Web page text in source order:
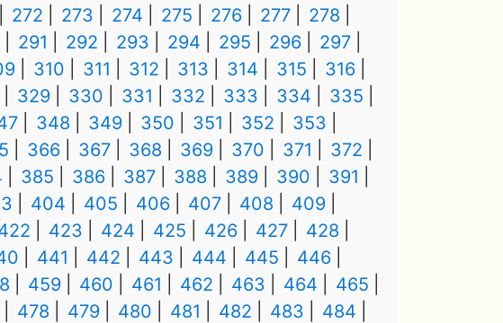
272 273 274 275 276 277
278
291 292 293 294 295 296
297
310 311 312 313 314 315
316
329 330 331 332 333 334
335
348 349 350 351 352
353
366 367 368 369 370 371
372
385 386 387 388 389 390
391
404 405 406 407 408
409
423 424 425 426 427
428
441 442 443 444 445
446
459 460 461 462 463 464
465
478 479 480 481 482 483
484